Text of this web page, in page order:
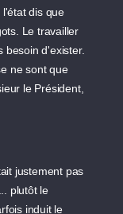
dis que
Le travailler
besoin d'exister.
ne sont que
le Président,
justement pas
plutôt le
induit le